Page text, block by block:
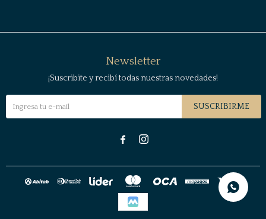
Newsletter
¡Suscribite y recibí todas nuestras novedades!
SUSCRIBIRME
 